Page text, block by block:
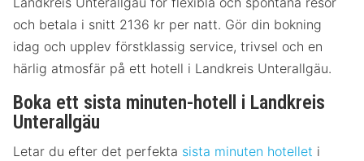
och betala i snitt 2136 kr per natt. Gör din bokning
idag och upplev förstklassig service, trivsel och en
härlig atmosfär på ett hotell i Landkreis Unterallgäu.
Boka ett sista minuten-hotell i Landkreis
Unterallgäu
Letar du efter det perfekta sista minuten hotellet i